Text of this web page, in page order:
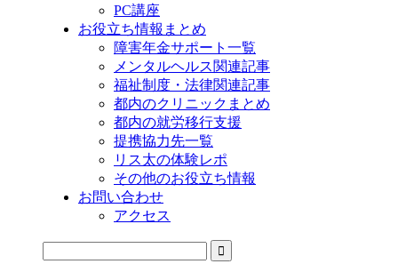
PC講座
お役立ち情報まとめ
障害年金サポート一覧
メンタルヘルス関連記事
福祉制度・法律関連記事
都内のクリニックまとめ
都内の就労移行支援
提携協力先一覧
リス太の体験レポ
その他のお役立ち情報
お問い合わせ
アクセス